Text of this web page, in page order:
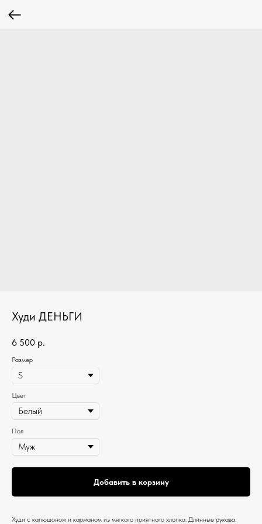
Худи ДЕНЬГИ
6 500 р.
Размер
Цвет
Пол
Добавить в корзину
Худи c капюшоном и карманом из мягкого приятного хлопка. Длинные рукава.